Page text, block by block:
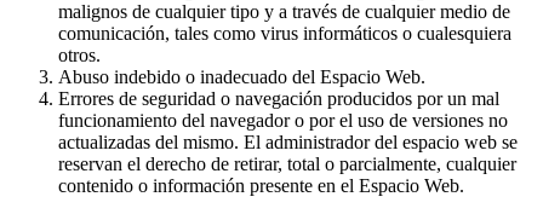
malignos de cualquier tipo y a través de cualquier medio de
comunicación, tales como virus informáticos o cualesquiera
otros.
Abuso indebido o inadecuado del Espacio Web.
Errores de seguridad o navegación producidos por un mal
funcionamiento del navegador o por el uso de versiones no
actualizadas del mismo. El administrador del espacio web se
reservan el derecho de retirar, total o parcialmente, cualquier
contenido o información presente en el Espacio Web.